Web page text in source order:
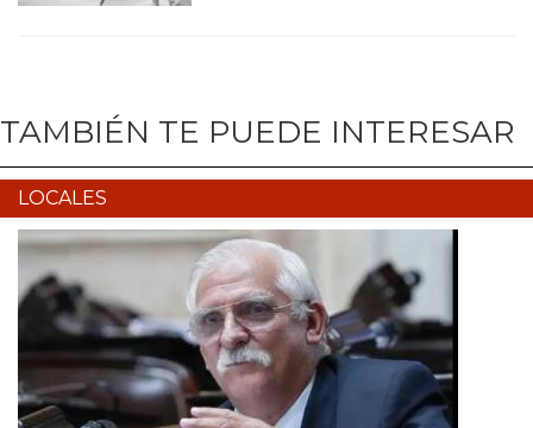
TAMBIÉN TE PUEDE INTERESAR
LOCALES